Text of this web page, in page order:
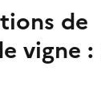
de
vigne :